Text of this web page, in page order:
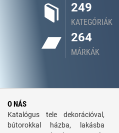
249
KATEGÓRIÁK
264
MÁRKÁK
O NÁS
Katalógus tele dekorációval,
bútorokkal házba, lakásba